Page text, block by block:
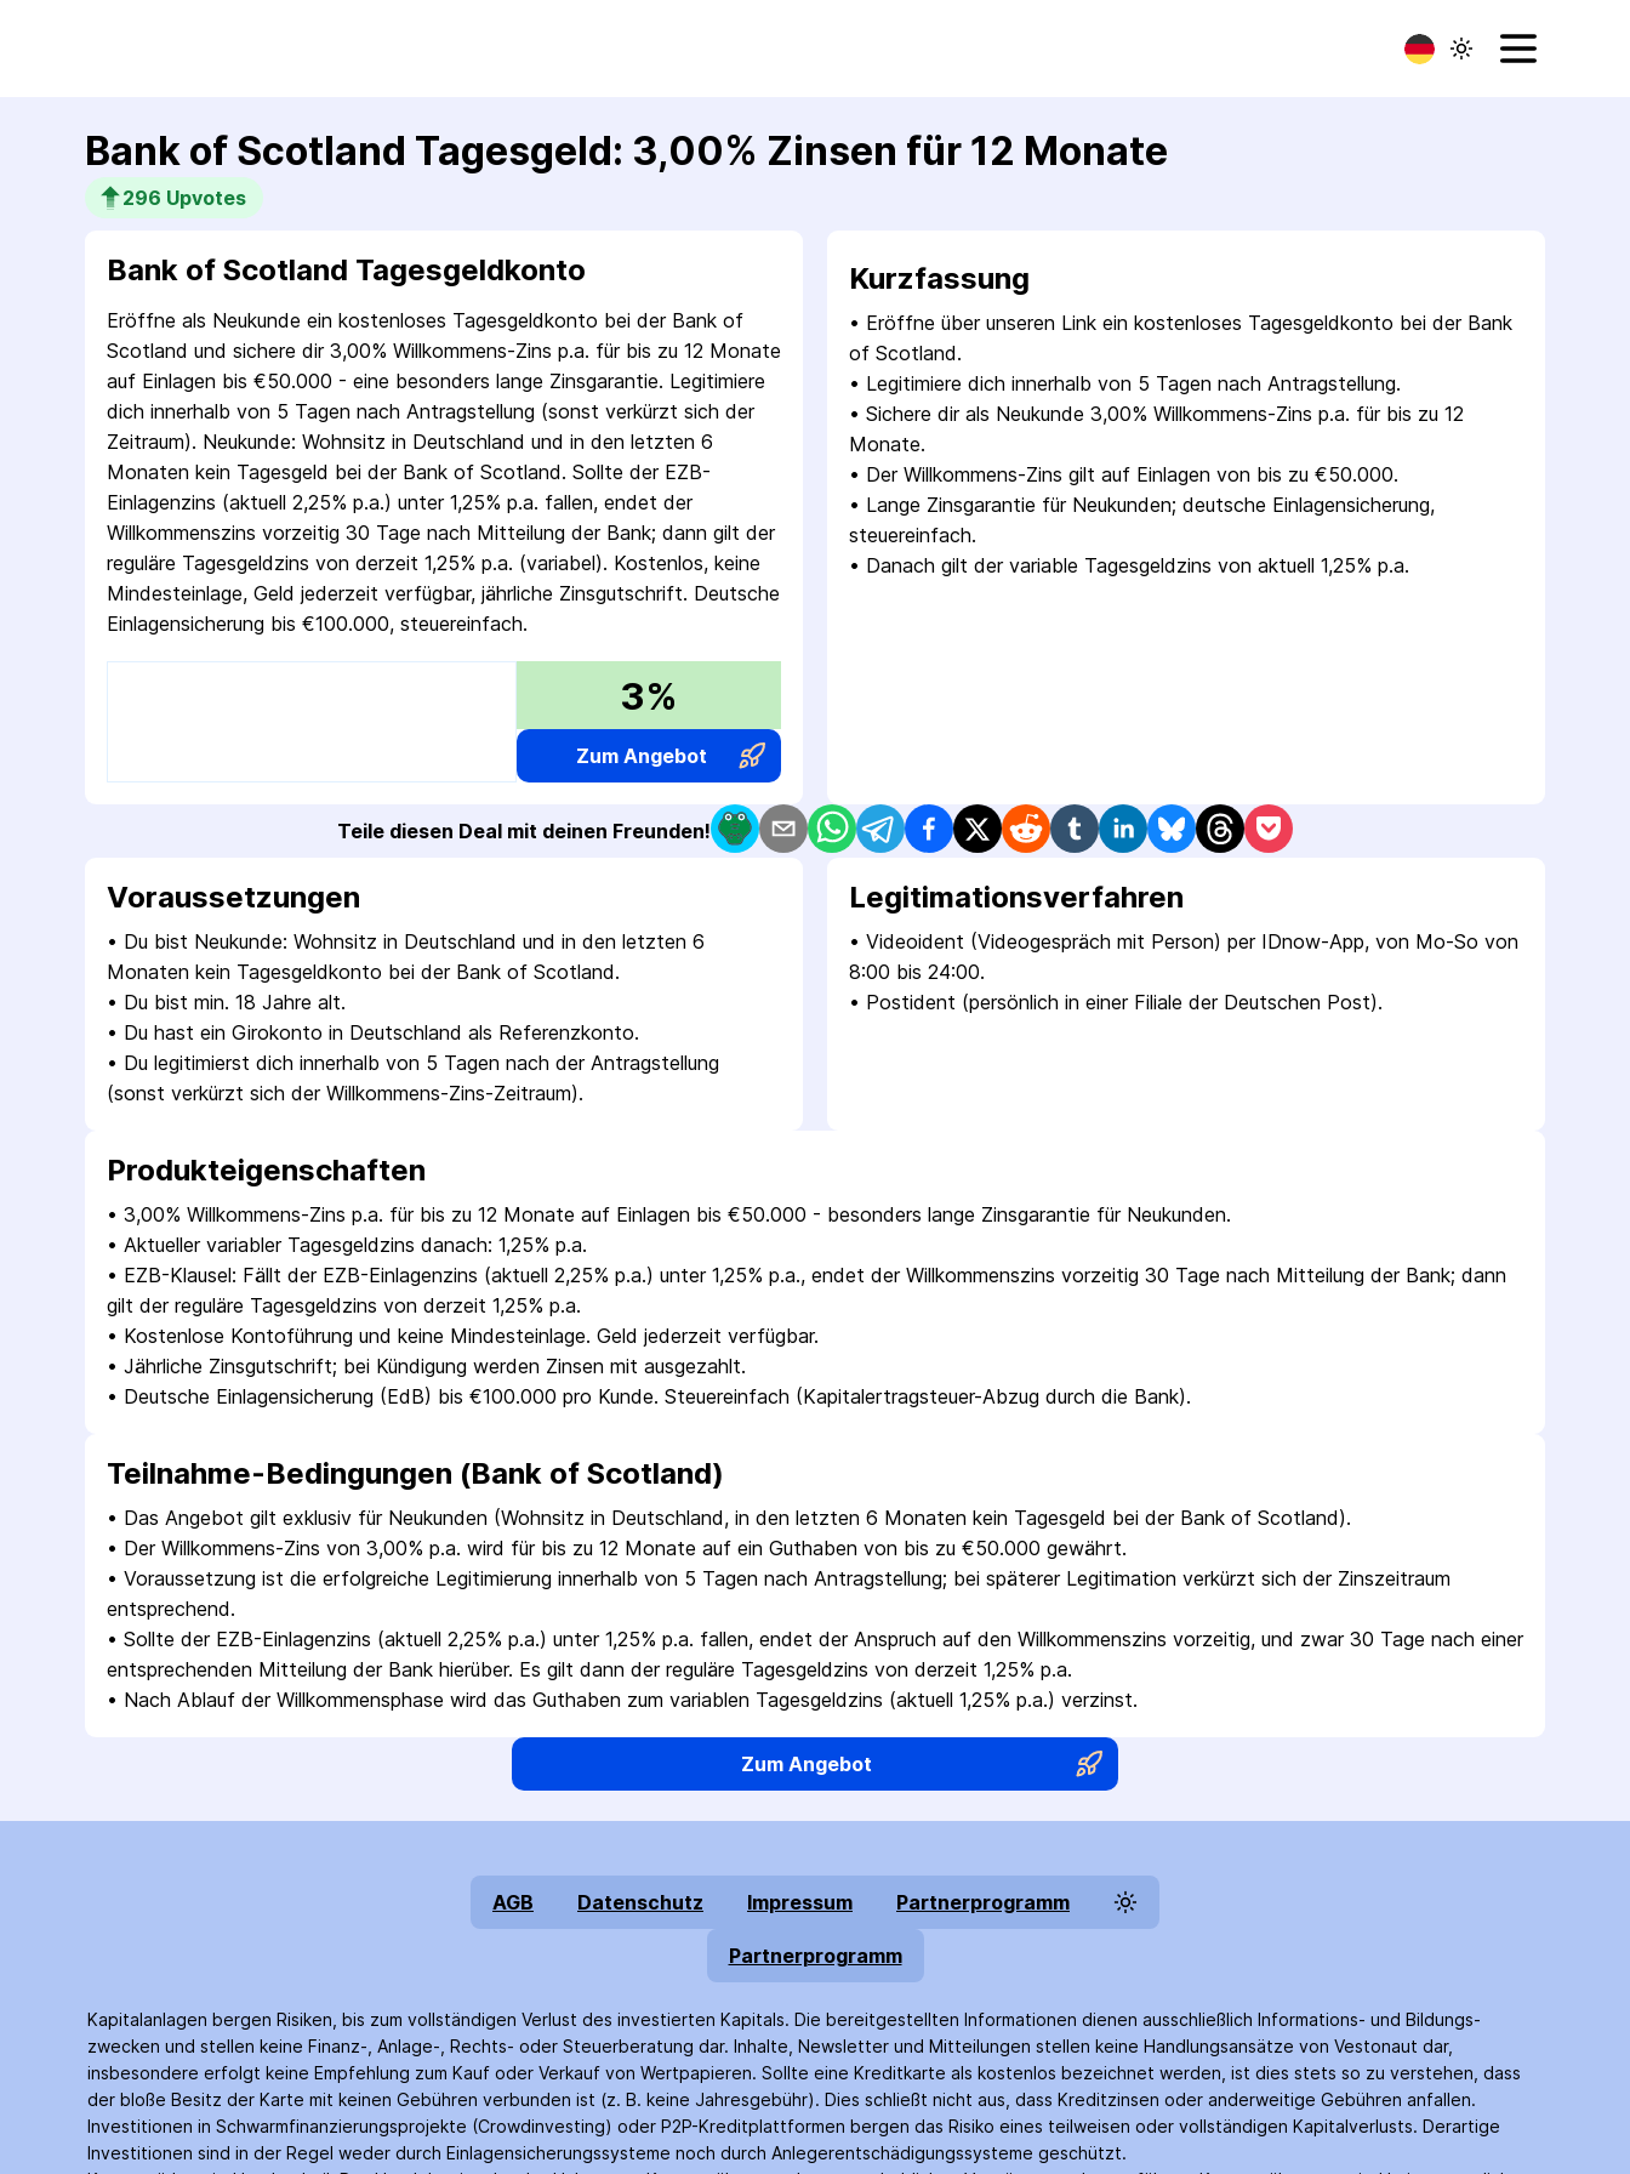
Bank of Scotland Tagesgeld: 3,00% Zinsen für 12 Monate
296 Upvotes
Bank of Scotland Tagesgeldkonto
Eröffne als Neukunde ein kostenloses Tagesgeldkonto bei der Bank of
Scotland und sichere dir 3,00% Willkommens-Zins p.a. für bis zu 12 Monate
auf Einlagen bis €50.000 - eine besonders lange Zinsgarantie. Legitimiere
dich innerhalb von 5 Tagen nach Antragstellung (sonst verkürzt sich der
Zeitraum). Neukunde: Wohnsitz in Deutschland und in den letzten 6
Monaten kein Tagesgeld bei der Bank of Scotland. Sollte der EZB-
Einlagenzins (aktuell 2,25% p.a.) unter 1,25% p.a. fallen, endet der
Willkommenszins vorzeitig 30 Tage nach Mitteilung der Bank; dann gilt der
reguläre Tagesgeldzins von derzeit 1,25% p.a. (variabel). Kostenlos, keine
Mindesteinlage, Geld jederzeit verfügbar, jährliche Zinsgutschrift. Deutsche
Einlagensicherung bis €100.000, steuereinfach.
3%
Zum Angebot
Kurzfassung
• Eröffne über unseren Link ein kostenloses Tagesgeldkonto bei der Bank
of Scotland.
• Legitimiere dich innerhalb von 5 Tagen nach Antragstellung.
• Sichere dir als Neukunde 3,00% Willkommens-Zins p.a. für bis zu 12
Monate.
• Der Willkommens-Zins gilt auf Einlagen von bis zu €50.000.
• Lange Zinsgarantie für Neukunden; deutsche Einlagensicherung,
steuereinfach.
• Danach gilt der variable Tagesgeldzins von aktuell 1,25% p.a.
Teile diesen Deal mit deinen Freunden!
Voraus­setzungen
• Du bist Neukunde: Wohnsitz in Deutschland und in den letzten 6
Monaten kein Tagesgeldkonto bei der Bank of Scotland.
• Du bist min. 18 Jahre alt.
• Du hast ein Girokonto in Deutschland als Referenzkonto.
• Du legitimierst dich innerhalb von 5 Tagen nach der Antragstellung
(sonst verkürzt sich der Willkommens-Zins-Zeitraum).
Legitimations­verfahren
• Videoident (Videogespräch mit Person) per IDnow-App, von Mo-So von
8:00 bis 24:00.
• Postident (persönlich in einer Filiale der Deutschen Post).
Produkt­eigenschaften
• 3,00% Willkommens-Zins p.a. für bis zu 12 Monate auf Einlagen bis €50.000 - besonders lange Zinsgarantie für Neukunden.
• Aktueller variabler Tagesgeldzins danach: 1,25% p.a.
• EZB-Klausel: Fällt der EZB-Einlagenzins (aktuell 2,25% p.a.) unter 1,25% p.a., endet der Willkommenszins vorzeitig 30 Tage nach Mitteilung der Bank; dann
gilt der reguläre Tagesgeldzins von derzeit 1,25% p.a.
• Kostenlose Kontoführung und keine Mindesteinlage. Geld jederzeit verfügbar.
• Jährliche Zinsgutschrift; bei Kündigung werden Zinsen mit ausgezahlt.
• Deutsche Einlagensicherung (EdB) bis €100.000 pro Kunde. Steuereinfach (Kapitalertragsteuer-Abzug durch die Bank).
Teilnahme-Bedingungen (Bank of Scotland)
• Das Angebot gilt exklusiv für Neukunden (Wohnsitz in Deutschland, in den letzten 6 Monaten kein Tagesgeld bei der Bank of Scotland).
• Der Willkommens-Zins von 3,00% p.a. wird für bis zu 12 Monate auf ein Guthaben von bis zu €50.000 gewährt.
• Voraussetzung ist die erfolgreiche Legitimierung innerhalb von 5 Tagen nach Antragstellung; bei späterer Legitimation verkürzt sich der Zinszeitraum
entsprechend.
• Sollte der EZB-Einlagenzins (aktuell 2,25% p.a.) unter 1,25% p.a. fallen, endet der Anspruch auf den Willkommenszins vorzeitig, und zwar 30 Tage nach einer
entsprechenden Mitteilung der Bank hierüber. Es gilt dann der reguläre Tagesgeldzins von derzeit 1,25% p.a.
• Nach Ablauf der Willkommensphase wird das Guthaben zum variablen Tagesgeldzins (aktuell 1,25% p.a.) verzinst.
Zum Angebot
AGB Datenschutz Impressum Partnerprogramm
Partnerprogramm
Kapitalanlagen bergen Risiken, bis zum voll­ständigen Verlust des investierten Kapitals. Die bereitgestellten Informationen dienen ausschließlich Informations- und Bildungs­
zwecken und stellen keine Finanz-, Anlage-, Rechts- oder Steuer­beratung dar. Inhalte, Newsletter und Mitteilungen stellen keine Handlungs­ansätze von Vestonaut dar,
insbesondere erfolgt keine Empfehlung zum Kauf oder Verkauf von Wertpapieren. Sollte eine Kreditkarte als kostenlos bezeichnet werden, ist dies stets so zu verstehen, dass
der bloße Besitz der Karte mit keinen Gebühren verbunden ist (z. B. keine Jahres­gebühr). Dies schließt nicht aus, dass Kredit­zinsen oder anderweitige Gebühren anfallen.
Investitionen in Schwarm­finanzierungs­projekte (Crowd­investing) oder P2P-Kredit­plattformen bergen das Risiko eines teilweisen oder vollständigen Kapitalverlusts. Derartige
Investitionen sind in der Regel weder durch Einlagen­sicherungs­systeme noch durch Anleger­entschädigungs­systeme geschützt.